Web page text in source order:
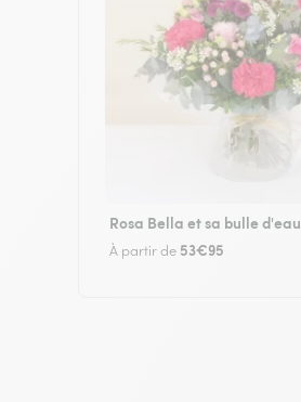
Rosa Bella et sa bulle d'eau
À partir de 53€95